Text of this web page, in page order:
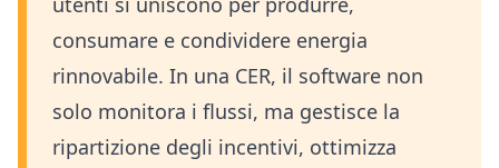
consumare e condividere energia
rinnovabile. In una CER, il software non
solo monitora i flussi, ma gestisce la
ripartizione degli incentivi, ottimizza